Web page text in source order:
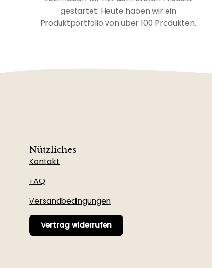
gestartet. Heute haben wir ein
Produktportfolio von über 100 Produkten.
Nützliches
Kontakt
FAQ
Versandbedingungen
Vertrag widerrufen